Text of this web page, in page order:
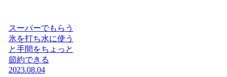
スーパーでもらう
氷を打ち水に使う
と手間をちょっと
節約できる
2023.08.04